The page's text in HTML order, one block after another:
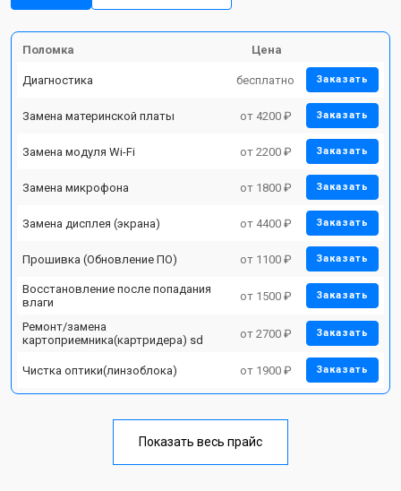
Поломка Цена
Диагностика бесплатно Заказать
Замена материнской платы от 4200 ₽ Заказать
Замена модуля Wi-Fi от 2200 ₽ Заказать
Замена микрофона от 1800 ₽ Заказать
Замена дисплея (экрана) от 4400 ₽ Заказать
Прошивка (Обновление ПО) от 1100 ₽ Заказать
Восстановление после попадания
влаги
от 1500 ₽ Заказать
Ремонт/замена
картоприемника(картридера) sd
от 2700 ₽ Заказать
Чистка оптики(линзоблока) от 1900 ₽ Заказать
Показать весь прайс